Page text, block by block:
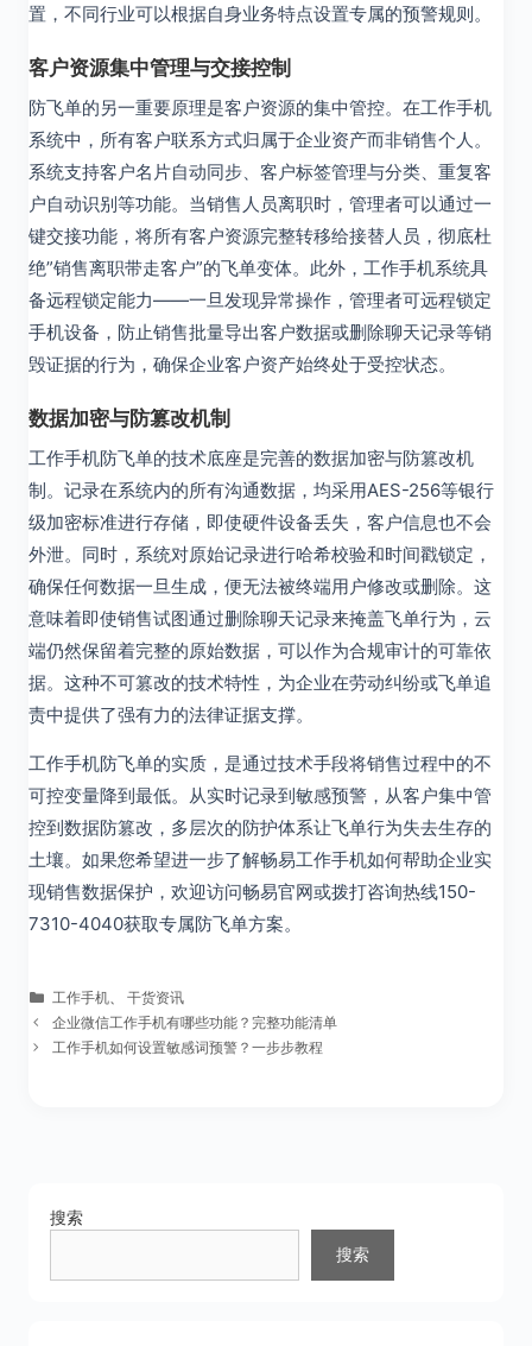
置，不同行业可以根据自身业务特点设置专属的预警规则。
客户资源集中管理与交接控制
防飞单的另一重要原理是客户资源的集中管控。在工作手机
系统中，所有客户联系方式归属于企业资产而非销售个人。
系统支持客户名片自动同步、客户标签管理与分类、重复客
户自动识别等功能。当销售人员离职时，管理者可以通过一
键交接功能，将所有客户资源完整转移给接替人员，彻底杜
绝”销售离职带走客户”的飞单变体。此外，工作手机系统具
备远程锁定能力——一旦发现异常操作，管理者可远程锁定
手机设备，防止销售批量导出客户数据或删除聊天记录等销
毁证据的行为，确保企业客户资产始终处于受控状态。
数据加密与防篡改机制
工作手机防飞单的技术底座是完善的数据加密与防篡改机
制。记录在系统内的所有沟通数据，均采用AES-256等银行
级加密标准进行存储，即使硬件设备丢失，客户信息也不会
外泄。同时，系统对原始记录进行哈希校验和时间戳锁定，
确保任何数据一旦生成，便无法被终端用户修改或删除。这
意味着即使销售试图通过删除聊天记录来掩盖飞单行为，云
端仍然保留着完整的原始数据，可以作为合规审计的可靠依
据。这种不可篡改的技术特性，为企业在劳动纠纷或飞单追
责中提供了强有力的法律证据支撑。
工作手机防飞单的实质，是通过技术手段将销售过程中的不
可控变量降到最低。从实时记录到敏感预警，从客户集中管
控到数据防篡改，多层次的防护体系让飞单行为失去生存的
土壤。如果您希望进一步了解畅易工作手机如何帮助企业实
现销售数据保护，欢迎访问畅易官网或拨打咨询热线150-
7310-4040获取专属防飞单方案。
分
类
工作手机 、干货资讯
企业微信工作手机有哪些功能？完整功能清单
工作手机如何设置敏感词预警？一步步教程
搜索
搜索